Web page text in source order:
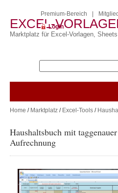
EXCEL-
Marktplatz für Excel-Vorlagen,
Premium-Bereich
Login
Home / Marktplatz / Excel-Tools /
Haushaltsbuch mit
Aufrechnung